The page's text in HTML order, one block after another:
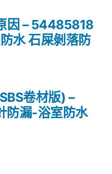
卷材版) –
防漏-浴室防水
因 – 54485818
水 石屎剝落防